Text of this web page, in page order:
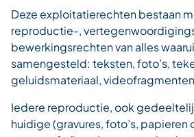
Deze exploitatierechten bestaan
reproductie-,
bewerkingsrechten van alles
samengesteld: teksten, foto’s,
geluidsmateriaal,
Iedere reproductie, ook
huidige (gravures, foto’s, papieren